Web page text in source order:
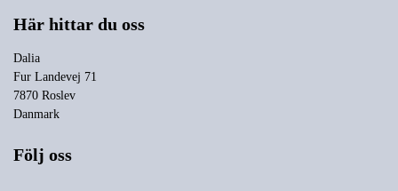
Här hittar du oss
Dalia
Fur Landevej 71
7870 Roslev
Danmark
Följ oss